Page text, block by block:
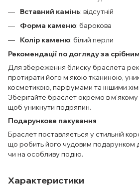
Вставний камінь: відсутній
Форма каменю: барокова
Колір каменю: білий перли
Рекомендації по догляду за
Для збереження блиску браслета
протирати його м’якою тканиною,
косметикою, парфумами та іншими
Зберігайте браслет окремо в
щоб уникнути подряпин.
Подарункове пакування
Браслет поставляється у стильній
що робить його чудовим подарунком
чи на особливу подію.
Характеристики